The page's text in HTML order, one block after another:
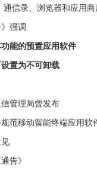
、通信录、浏览器和应用
强调
能的预置应用软件
置为不可卸载
管理局曾发布
规范移动智能终端应用
告》